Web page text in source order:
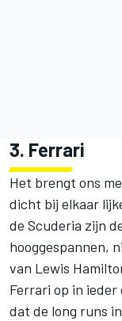
3. Ferrari
Het brengt ons
dicht bij elkaar
de Scuderia zijn
hooggespannen,
van Lewis
Ferrari op in
dat de long runs